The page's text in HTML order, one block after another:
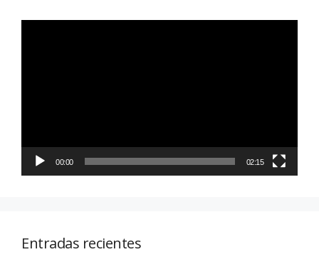
00:00 02:15
Entradas recientes